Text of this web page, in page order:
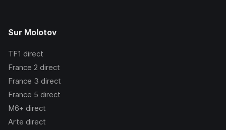
Sur Molotov
TF1 direct
France 2 direct
France 3 direct
France 5 direct
M6+ direct
Arte direct